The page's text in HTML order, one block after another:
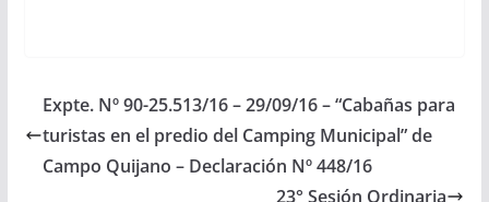
los fines que se
incorpore en el Plan de
Obras Publicas del
Presupuesto 2.016…
Expte. Nº 90-25.513/16 – 29/09/16 – “Cabañas para
turistas en el predio del Camping Municipal” de
Campo Quijano – Declaración Nº 448/16
23° Sesión Ordinaria